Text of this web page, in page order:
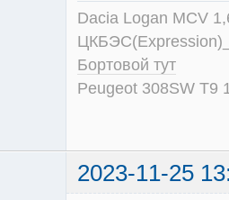
Dacia Logan MCV
Бортовой тут
Peugeot 308SW T9
2023-11-25